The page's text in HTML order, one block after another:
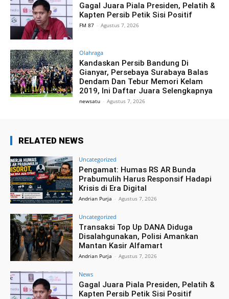
Gagal Juara Piala Presiden, Pelatih &
Kapten Persib Petik Sisi Positif
FM 87 - Agustus 7, 2026
Olahraga
Kandaskan Persib Bandung Di
Gianyar, Persebaya Surabaya Balas
Dendam Dan Tebur Memori Kelam
2019, Ini Daftar Juara Selengkapnya
newsatu - Agustus 7, 2026
RELATED NEWS
Uncategorized
Pengamat: Humas RS AR Bunda
Prabumulih Harus Responsif Hadapi
Krisis di Era Digital
Andrian Purja - Agustus 7, 2026
Uncategorized
Transaksi Top Up DANA Diduga
Disalahgunakan, Polisi Amankan
Mantan Kasir Alfamart
Andrian Purja - Agustus 7, 2026
News
Gagal Juara Piala Presiden, Pelatih &
Kapten Persib Petik Sisi Positif